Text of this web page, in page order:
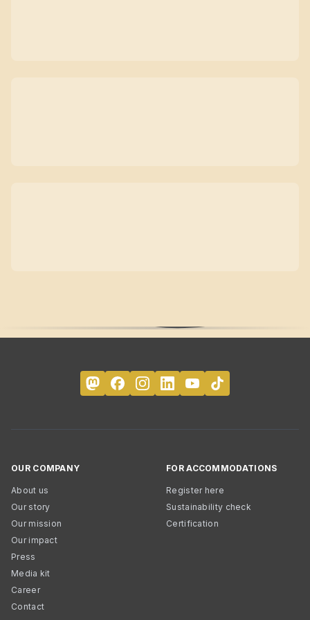
OUR COMPANY
About us
Our story
Our mission
Our impact
Press
Media kit
Career
Contact
FOR ACCOMMODATIONS
Register here
Sustainability check
Certification